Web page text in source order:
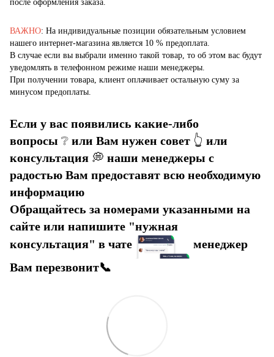
после оформления заказа.
ВАЖНО: На индивидуальные позиции обязательным условием
нашего интернет-магазина является 10 % предоплата.
В случае если вы выбрали именно такой товар, то об этом вас будут
уведомлять в телефонном режиме наши менеджеры.
При получении товара, клиент оплачивает остальную суму за
минусом предоплаты.
Если у вас появились какие-либо
вопросы ❔ или Вам нужен совет 👆 или
консультация 💭 наши менеджеры с
радостью Вам предоставят всю необходимую
информацию
Обращайтесь за номерами указанными на
сайте или напишите "нужная
консультация" в чате
менеджер
Вам перезвонит📞